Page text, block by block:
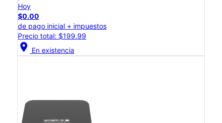
Hoy
$0.00
de pago inicial + impuestos
Precio total: $199.99
location_on En existencia